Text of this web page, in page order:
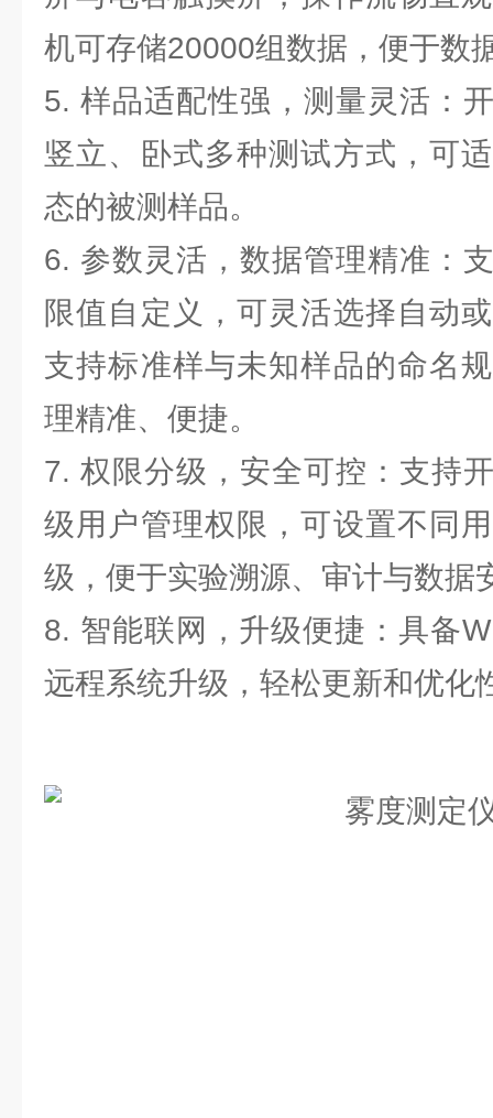
机可存储20000组数据，便于数
5. 样品适配性强，测量灵活：
竖立、卧式多种测试方式，可
态的被测样品。
6. 参数灵活，数据管理精准：
限值自定义，可灵活选择自动
支持标准样与未知样品的命名
理精准、便捷。
7. 权限分级，安全可控：支持
级用户管理权限，可设置不同
级，便于实验溯源、审计与数据
8. 智能联网，升级便捷：具备
远程系统升级，轻松更新和优化